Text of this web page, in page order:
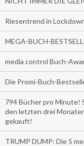
Riesentrend in
MEGA-BUCH-
media control Buch-
Die Promi-Buch-
794 Bücher pro Minute!
den letzten drei
gekauft!
TRUMP DUMP: Die 5